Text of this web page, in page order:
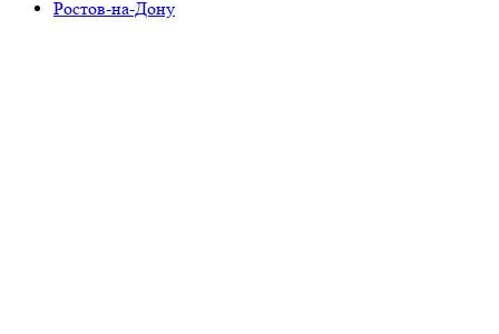
Ростов-на-Дону